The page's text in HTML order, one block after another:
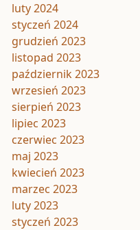
luty 2024
styczeń 2024
grudzień 2023
listopad 2023
październik 2023
wrzesień 2023
sierpień 2023
lipiec 2023
czerwiec 2023
maj 2023
kwiecień 2023
marzec 2023
luty 2023
styczeń 2023